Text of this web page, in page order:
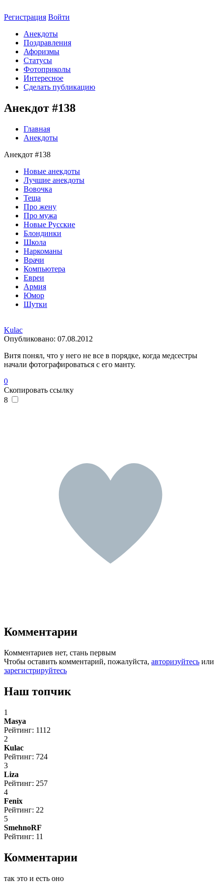
Регистрация Войти
Анекдоты
Поздравления
Афоризмы
Статусы
Фотоприколы
Интересное
Сделать публикацию
Анекдот #138
Главная
Анекдоты
Анекдот #138
Новые анекдоты
Лучшие анекдоты
Вовочка
Теща
Про жену
Про мужа
Новые Русские
Блондинки
Школа
Наркоманы
Врачи
Компьютера
Евреи
Армия
Юмор
Шутки
Kulac
Опубликовано: 07.08.2012
Витя понял, что у него не все в порядке, когда медсестры
начали фотографироваться с его манту.
0
Скопировать ссылку
8
Комментарии
Комментариев нет, стань первым
Чтобы оставить комментарий, пожалуйста, авторизуйтесь или
зарегистрируйтесь
Наш топчик
1
Masya
Рейтинг: 1112
2
Kulac
Рейтинг: 724
3
Liza
Рейтинг: 257
4
Fenix
Рейтинг: 22
5
SmehnoRF
Рейтинг: 11
Комментарии
так это и есть оно